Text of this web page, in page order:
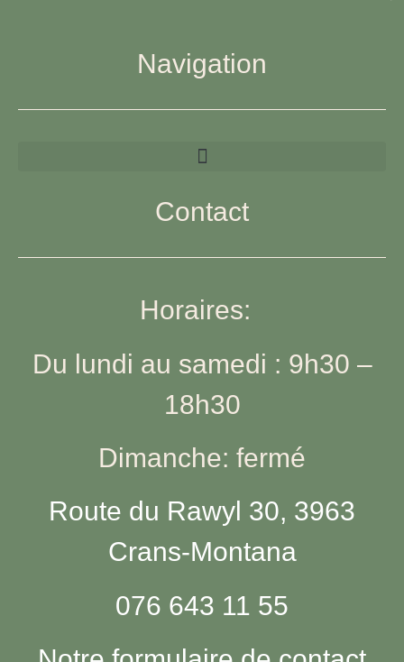
Navigation
Contact
Horaires:
Du lundi au samedi : 9h30 –
18h30
Dimanche: fermé
Route du Rawyl 30, 3963
Crans-Montana
076 643 11 55